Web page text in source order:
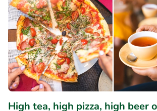
High tea, high pizza, high beer